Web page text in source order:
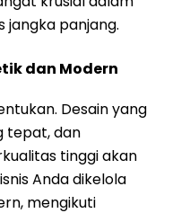
jangka panjang.
dan Modern
Desain yang
tepat, dan
tinggi akan
Anda dikelola
mengikuti